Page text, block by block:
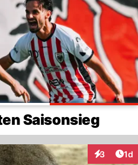
Saisonsieg
3 1d